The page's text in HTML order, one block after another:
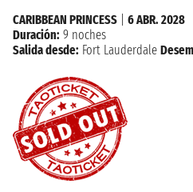
CARIBBEAN PRINCESS
6 ABR. 2028
Duración: 9 noches
Salida desde: Fort Lauderdale